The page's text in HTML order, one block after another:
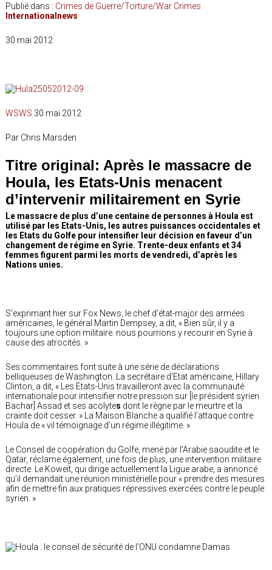
Publié dans : Crimes de Guerre/Torture/War Crimes
Internationalnews
30 mai 2012
WSWS 30 mai 2012
Par Chris Marsden
Titre original: Après le massacre de
Houla, les Etats-Unis menacent
d’intervenir militairement en Syrie
Le massacre de plus d’une centaine de personnes à Houla est
utilisé par les Etats-Unis, les autres puissances occidentales et
les Etats du Golfe pour intensifier leur décision en faveur d’un
changement de régime en Syrie. Trente-deux enfants et 34
femmes figurent parmi les morts de vendredi, d’après les
Nations unies.
S’exprimant hier sur Fox News, le chef d’état-major des armées
américaines, le général Martin Dempsey, a dit, « Bien sûr, il y a
toujours une option militaire. nous pourrions y recourir en Syrie à
cause des atrocités. »
Ses commentaires font suite à une série de déclarations
belliqueuses de Washington. La secrétaire d’Etat américaine, Hillary
Clinton, a dit, « Les Etats-Unis travailleront avec la communauté
internationale pour intensifier notre pression sur [le président syrien
Bachar] Assad et ses acolytes dont le règne par le meurtre et la
crainte doit cesser. » La Maison Blanche a qualifié l’attaque contre
Houla de « vil témoignage d’un régime illégitime. »
Le Conseil de coopération du Golfe, mené par l’Arabie saoudite et le
Qatar, réclame également, une fois de plus, une intervention militaire
directe. Le Koweït, qui dirige actuellement la Ligue arabe, a annoncé
qu’il demandait une réunion ministérielle pour « prendre des mesures
afin de mettre fin aux pratiques répressives exercées contre le peuple
syrien. »